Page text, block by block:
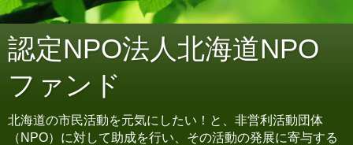
認定NPO法人北海道NPO
ファンド
北海道の市民活動を元気にしたい！と、非営利活動団体
（NPO）に対して助成を行い、その活動の発展に寄与する